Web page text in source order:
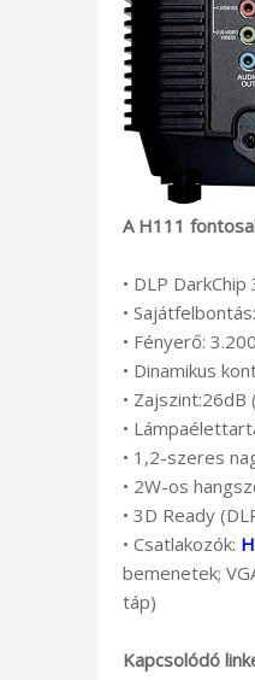
A H111
• DLP DarkChip
•
• Fényerő:
• Dinamikus
• Zajszint:26dB
•
• 1,2-szeres
• 2W-os
• 3D Ready
• Csatlakozók:
bemenetek;
táp)
Kapcsolódó